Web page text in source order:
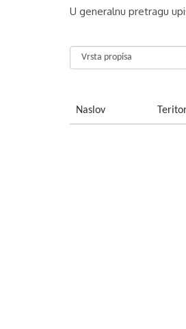
U generalnu pretragu
Naslov